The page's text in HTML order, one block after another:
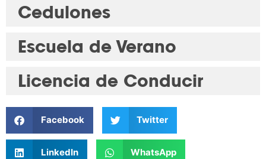
Cedulones
Escuela de Verano
Licencia de Conducir
Facebook Twitter
LinkedIn WhatsApp